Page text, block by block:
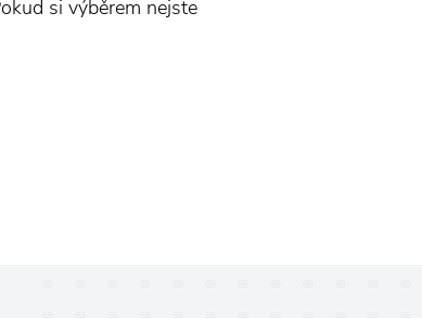
si výběrem nejste